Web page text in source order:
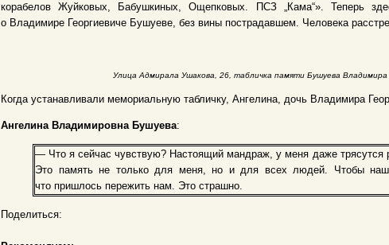
корабелов Жуйковых, Бабушкиных, Ощепковых. ПСЗ „Кама“». Теперь
о Владимире Георгиевиче Бушуеве, без вины пострадавшем. Человека
Улица Адмирала Ушакова, 26, табличка памяти Бушуева
Когда устанавливали мемориальную табличку, Ангелина, дочь Владимира
Ангелина Владимировна Бушуева:
— Что я сейчас чувствую? Настоящий мандраж, у меня даже трясутся
Это память не только для меня, но и для всех людей. Чтобы
что пришлось пережить нам. Это страшно.
Поделиться: